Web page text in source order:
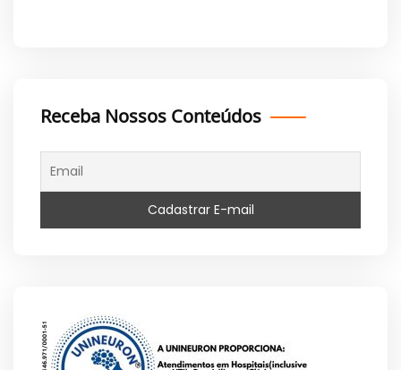
Receba Nossos Conteúdos